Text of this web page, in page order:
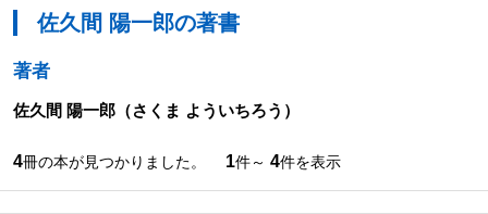
佐久間 陽一郎の著書
著者
佐久間 陽一郎（さくま よういちろう）
4冊の本が見つかりました。 1件～ 4件を表示